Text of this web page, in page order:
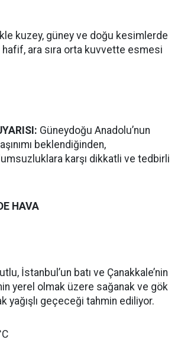
kuzey, güney ve doğu kesimlerde
ara sıra orta kuvvette esmesi
Güneydoğu Anadolu’nun
beklendiğinden,
karşı dikkatli ve tedbirli
HAVA
İstanbul’un batı ve Çanakkale’nin
yerel olmak üzere sağanak ve gök
yağışlı geçeceği tahmin ediliyor.